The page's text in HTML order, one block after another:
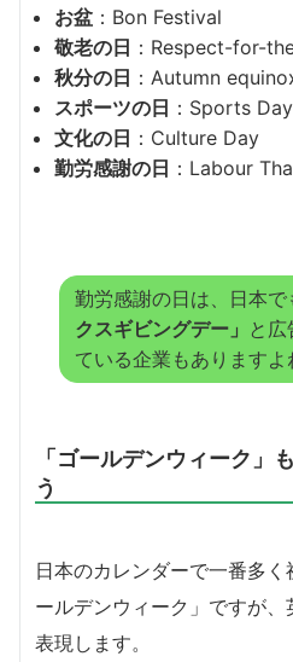
お盆 ：Bon Festival
敬老の日 ：Respect-for-
秋分の日 ：Autumn
スポーツの日 ：Sports Day
文化の日 ：Culture Day
勤労感謝の日 ：Labour
勤労感謝の日は、日本で
クスギビングデー」 と広
ている企業もありますよ
「ゴールデンウィーク」
う
日本のカレンダーで一番多
ールデンウィーク」ですが、
表現します。